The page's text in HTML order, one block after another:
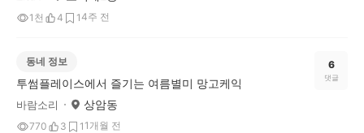
1천 4 14주 전
동네 정보
투썸플레이스에서 즐기는 여름별미 망고케익
바람소리 상암동
770 3 1 1개월 전
6
댓글